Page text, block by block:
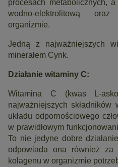
procesach metabolicznych,
wodno-elektrolitową
organizmie.
Jedną z najważniejszych
minerałem Cynk.
Działanie witaminy C:
Witamina C (kwas L-
najważniejszych składników
układu odpornościowego
w prawidłowym
To nie jedyne dobre
odpowiada ona również za
kolagenu w organizmie